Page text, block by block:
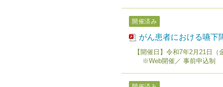
開催済み
がん患者における嚥下
【開催日】令和7年2月21日（
※Web開催／ 事前申込制